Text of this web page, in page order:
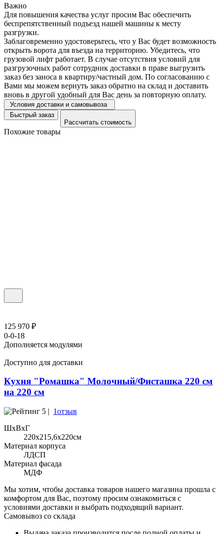
Важно
Для повышения качества услуг просим Вас обеспечить
беспрепятственный подъезд нашей машины к месту
разгрузки.
Заблаговременно удостоверьтесь, что у Вас будет возможность
открыть ворота для въезда на территорию. Убедитесь, что
грузовой лифт работает. В случае отсутствия условий для
разгрузочных работ сотрудник доставки в праве выгрузить
заказ без заноса в квартиру/частный дом. По согласованию с
Вами мы можем вернуть заказ обратно на склад и доставить
вновь в другой удобный для Вас день за повторную оплату.
Условия доставки и самовывоза
Быстрый заказ
Рассчитать стоимость
Похожие товары
125 970 ₽
0-0-18
Дополняется модулями
Доступно для доставки
Кухня "Ромашка" Молочный/Фисташка 220 см
на 220 см
5 | 1отзыв
ШхВхГ
220x215,6х220см
Материал корпуса
ЛДСП
Материал фасада
МДФ
Мы хотим, чтобы доставка товаров нашего магазина прошла с
комфортом для Вас, поэтому просим ознакомиться с
условиями доставки и выбрать подходящий вариант.
Самовывоз со склада